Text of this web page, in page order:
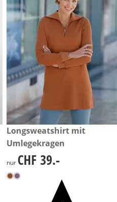
CHF 39.-
Longsweatshirt mit
Umlegekragen
CHF 39.-
nur CHF 39.-